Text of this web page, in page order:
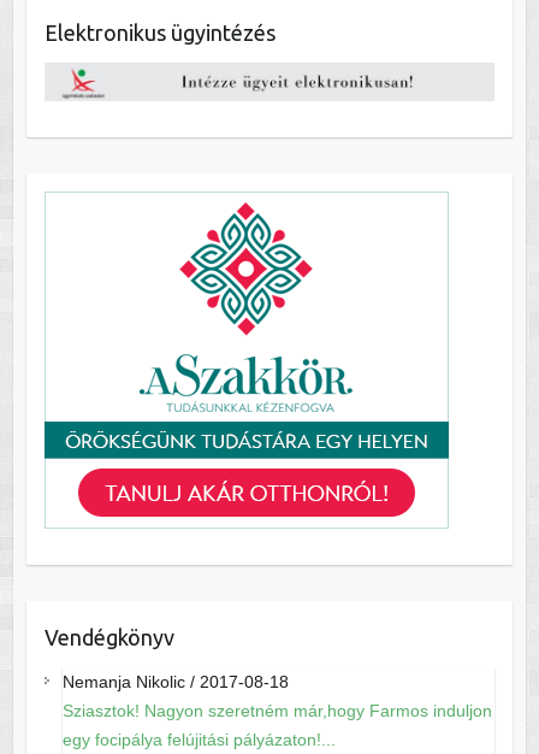
Elektronikus ügyintézés
Vendégkönyv
Nemanja Nikolic/ 2017-08-18
Sziasztok! Nagyon szeretném már,hogy Farmos induljon
egy focipálya felújitási pályázaton!...